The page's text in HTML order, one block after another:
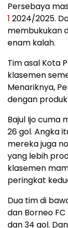
Persebaya
1 2024/2025.
membukukan
enam kalah.
Tim asal Kota
klasemen
Menariknya,
dengan
Bajul Ijo cuma
26 gol. Angka
mereka juga
yang lebih
klasemen
peringkat
Dua tim di
dan Borneo
dan 34 gol.